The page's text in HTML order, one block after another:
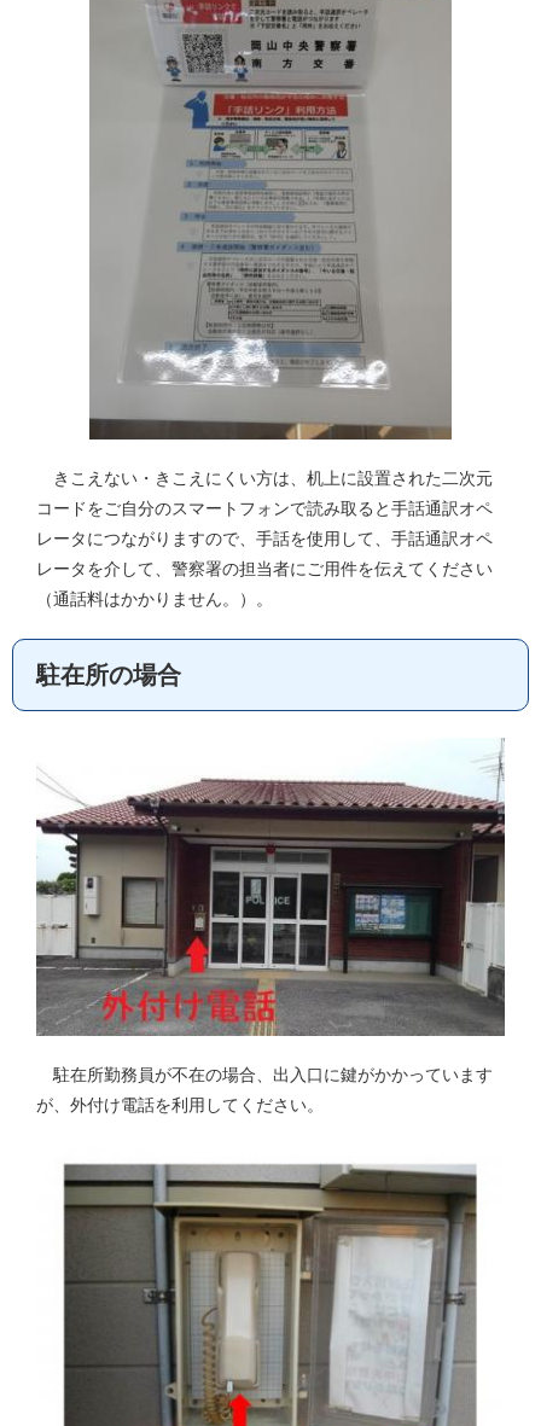
きこえない・きこえにくい方は、机上に設置された二次元
コードをご自分のスマートフォンで読み取ると手話通訳オペ
レータにつながりますので、手話を使用して、手話通訳オペ
レータを介して、警察署の担当者にご用件を伝えてください
（通話料はかかりません。）。
駐在所の場合
駐在所勤務員が不在の場合、出入口に鍵がかかっています
が、外付け電話を利用してください。